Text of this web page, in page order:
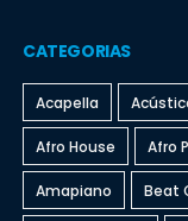
CATEGORIAS
Acapella
Afro House Afro
Amapiano Beat